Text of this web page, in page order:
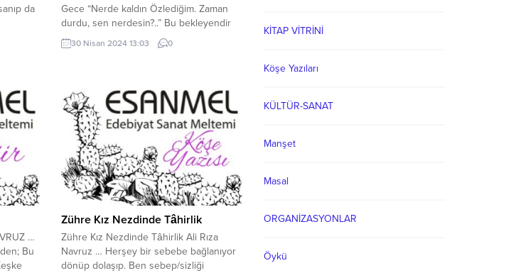
da
yoktu
tel
Gece “Nerde kaldın Özlediğim. Zaman
durdu, sen nerdesin?..” Bu bekleyendir
sevgili Navruz. “Bakalım bu bekleme kaç
gün daha sürecek. Tahakkuk etmeyecek
bu muhabbet belki de.” Al...
30 Nisan 2024 13:03 0
…
Bu
Zühre Kız Nezdinde Tâhirlik
Zühre Kız Nezdinde Tâhirlik Ali Rıza
Navruz … Herşey bir sebebe bağlanıyor
dönüp dolaşıp. Ben sebep/sizliği
KİTAP VİTRİNİ
Köşe Yazıları
KÜLTÜR-SANAT
Manşet
Masal
ORGANİZASYONLAR
Öykü